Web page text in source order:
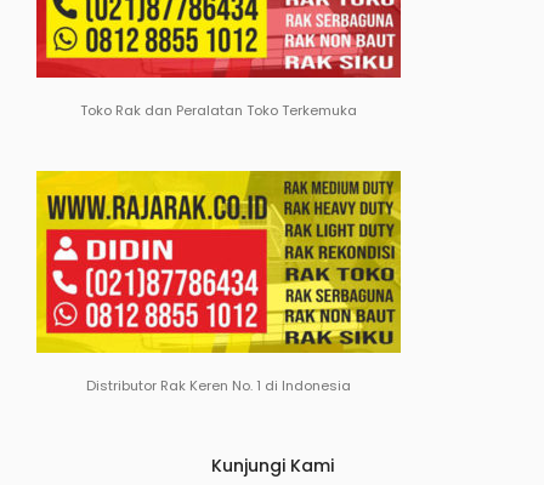
Toko Rak dan Peralatan Toko Terkemuka
Distributor Rak Keren No. 1 di Indonesia
Kunjungi Kami